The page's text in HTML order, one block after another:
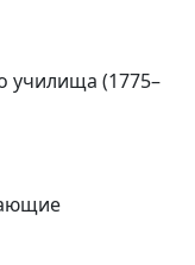
училища (1775–